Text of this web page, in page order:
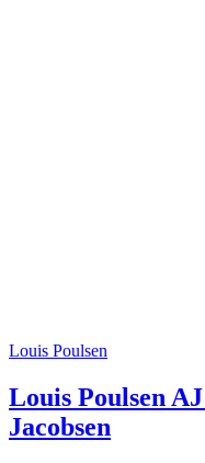
Louis Poulsen
Louis Poulsen
Jacobsen